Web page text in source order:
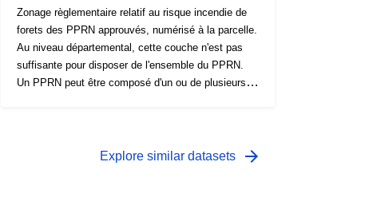
Zonage règlementaire relatif au risque incendie de
forets des PPRN approuvés, numérisé à la parcelle.
Au niveau départemental, cette couche n'est pas
suffisante pour disposer de l'ensemble du PPRN.
Un PPRN peut être composé d'un ou de plusieurs
Explore similar datasets arrow_forward